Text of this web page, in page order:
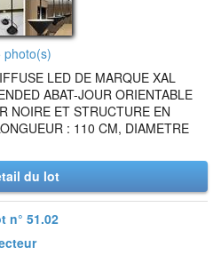
photo(s)
LED DE MARQUE XAL
ABAT-JOUR ORIENTABLE
NOIRE ET STRUCTURE EN
: 110 CM, DIAMETRE
du lot
n° 51.02